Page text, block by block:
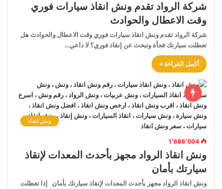
شركة الرواد تقدم ونش انقاذ سيارات فوري
وقت الاعطال والحوادث
شركة الرواد تقدم ونش انقاذ سيارات فوري وقت الاعطال والحوادث هل
تعطلت سيارتك فجأة وتبحث عن إنقاذ فوري؟ لا داعي…
أكمل القراءة »
ونش انقاذ
1٬686٬004
ونش انقاذ الرواد مجهز بأحدث المعدات لإنقاذ
سيارتك بأمان
ونش انقاذ الرواد مجهز بأحدث المعدات لإنقاذ سيارتك بأمان إذا تعطلت